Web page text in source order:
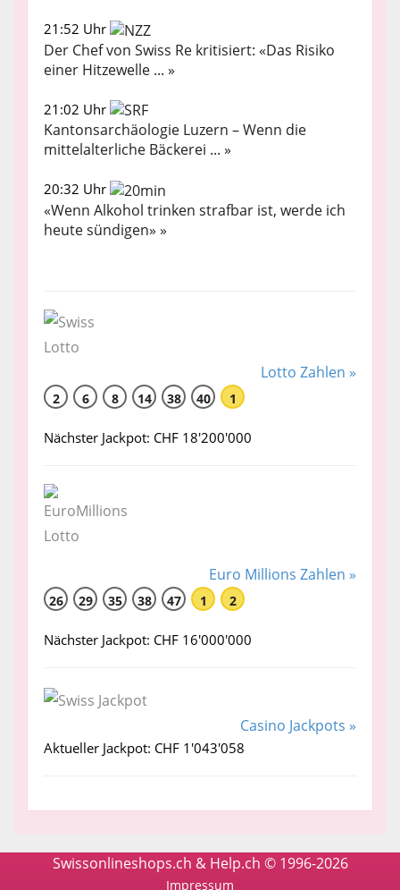
21:52 Uhr
Der Chef von Swiss Re kritisiert: «Das Risiko
einer Hitzewelle ... »
21:02 Uhr
Kantonsarchäologie Luzern – Wenn die
mittelalterliche Bäckerei ... »
20:32 Uhr
«Wenn Alkohol trinken strafbar ist, werde ich
heute sündigen» »
Lotto Zahlen »
2 6 8 14 38 40 1
Nächster Jackpot: CHF 18'200'000
Euro Millions Zahlen »
26 29 35 38 47 1 2
Nächster Jackpot: CHF 16'000'000
Casino Jackpots »
Aktueller Jackpot: CHF 1'043'058
Swissonlineshops.ch & Help.ch © 1996-2026
Impressum